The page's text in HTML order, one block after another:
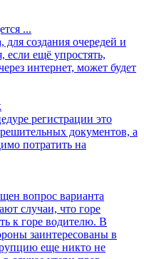
...
создания очередей и
если ещё упростять,
интернет, может будет
регистрации это
документов, а
потратить на
вопрос варианта
случаи, что горе
к горе водителю. В
заинтересованы в
еще никто не